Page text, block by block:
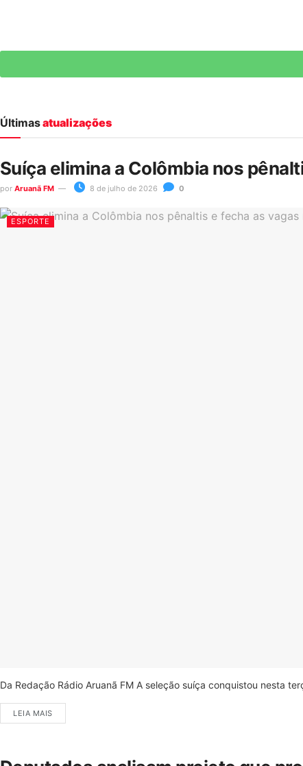
Últimasatualizações
Suíça elimina a Colômbia nos
por Aruanã FM 8 de julho de 2026 0
ESPORTE
Da Redação Rádio Aruanã FM A seleção suíça conquistou nesta
LEIA MAIS